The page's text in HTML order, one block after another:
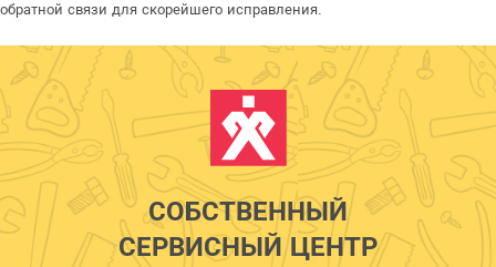
обратной связи для скорейшего исправления.
СОБСТВЕННЫЙ
СЕРВИСНЫЙ ЦЕНТР